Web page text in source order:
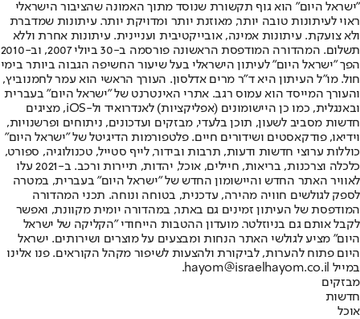
"ישראל היום" הוא גוף תקשורת שנוסד מתוך האמונה שהציבור הישראלי
ראוי לעיתונות טובה יותר, מאוזנת יותר ומדויקת יותר. עיתונות שמדברת
ולא צועקת. עיתונות אמינה, אובייקטיבית ועניינית. עיתונות אחרת וללא
תשלום. המהדורה המודפסת הראשונה פורסמה ב-30 ביולי 2007, וב-2010
הפך "ישראל היום" לעיתון הישראלי בעל שיעור החשיפה הגבוה ביותר בימי
חול. מו"ל העיתון היא ד"ר מרים אדלסון. העורך הראשי הוא עמר לחמנוביץ,
והעורך המייסד הוא עמוס רגב. אתרי האינטרנט של "ישראל היום" בעברית
ובאנגלית, כמו כן היישומונים (אפליקציות) לאנדרואיד ול-iOS, מציגים
חדשות מסביב לשעון, תוכן בלעדי, מבזקים ועדכונים, ניתוחים ופרשנויות,
וידיאו, פודקאסטים ושידורים חיים. פלטפורמות הדיגיטל של "ישראל היום"
כוללות ערוצי חדשות ודעות, תרבות ובידור, לייף סטייל, טכנולוגיה, ספורט,
כלכלה וצרכנות, בריאות, חיילים, אוכל, יהדות, תיירות ורכב. ב-2021 עלו
לאוויר האתר החדש והיישומון החדש של "ישראל היום" בעברית, במטרה
לספק לגולשים חוויה מהירה, עדכנית, בטוחה ונוחה. תכני המהדורה
המודפסת של העיתון זמינים גם באתר, במהדורה יומית מקוונת, ואפשר
לקבל אותם גם בניוזלטר. מועדון ההטבות הייחודי "הקליקה של ישראל
היום" מציע לגולשי האתר הנחות ומבצעים על מוצרים ושירותים. ישראל
היום פתוח להערות, לביקורת ולהצעות לשיפור מקהל הקוראים. פנו אלינו
במייל hayom@israelhayom.co.il.
מבזקים
חדשות
אוכל